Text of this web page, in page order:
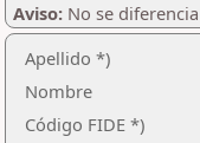
Aviso: No se
Apellido *)
Nombre
Código FIDE *)